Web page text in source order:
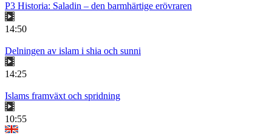
P3 Historia: Saladin – den barmhärtige erövraren
14:50
Delningen av islam i shia och sunni
14:25
Islams framväxt och spridning
10:55